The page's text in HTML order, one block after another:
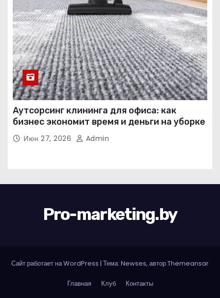
Аутсорсинг клининга для офиса: как
бизнес экономит время и деньги на уборке
Июн 27, 2026 Admin
Pro-marketing.by
Сайт работает на WordPress | Тема: Newses, авторThemeansar
Главная Клуб Контакты